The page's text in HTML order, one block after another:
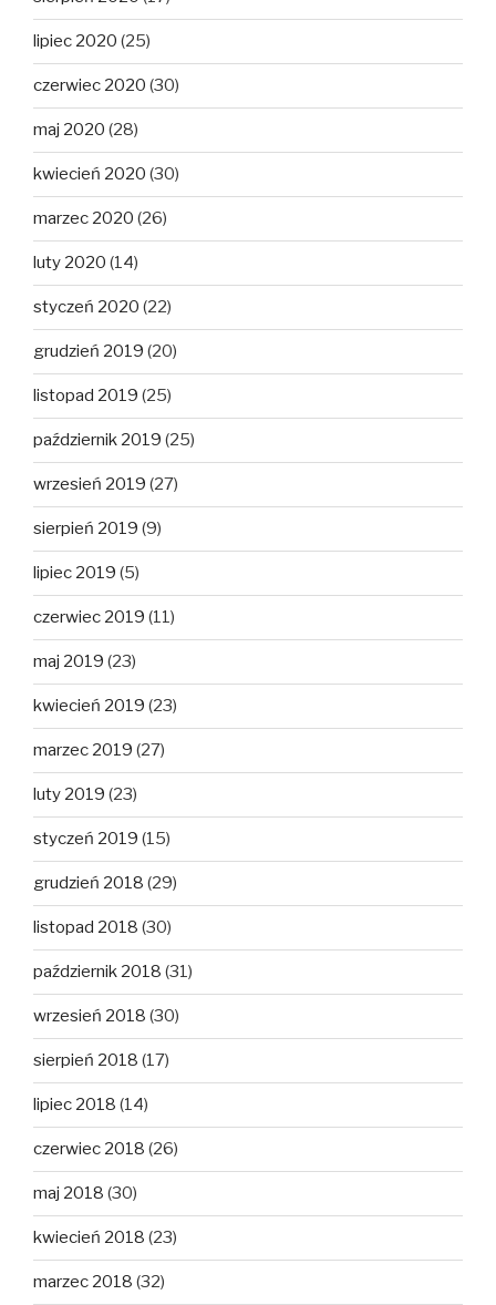
lipiec 2020 (25)
czerwiec 2020 (30)
maj 2020 (28)
kwiecień 2020 (30)
marzec 2020 (26)
luty 2020 (14)
styczeń 2020 (22)
grudzień 2019 (20)
listopad 2019 (25)
październik 2019 (25)
wrzesień 2019 (27)
sierpień 2019 (9)
lipiec 2019 (5)
czerwiec 2019 (11)
maj 2019 (23)
kwiecień 2019 (23)
marzec 2019 (27)
luty 2019 (23)
styczeń 2019 (15)
grudzień 2018 (29)
listopad 2018 (30)
październik 2018 (31)
wrzesień 2018 (30)
sierpień 2018 (17)
lipiec 2018 (14)
czerwiec 2018 (26)
maj 2018 (30)
kwiecień 2018 (23)
marzec 2018 (32)